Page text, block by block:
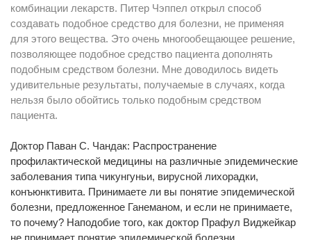
комбинации лекарств. Питер Чэппел открыл способ
создавать подобное средство для болезни, не применяя
для этого вещества. Это очень многообещающее решение,
позволяющее подобное средство пациента дополнять
подобным средством болезни. Мне доводилось видеть
удивительные результаты, получаемые в случаях, когда
нельзя было обойтись только подобным средством
пациента.
Доктор Паван С. Чандак: Распространение
профилактической медицины на различные эпидемические
заболевания типа чикунгуньи, вирусной лихорадки,
конъюнктивита. Принимаете ли вы понятие эпидемической
болезни, предложенное Ганеманом, и если не принимаете,
то почему? Наподобие того, как доктор Прафул Виджейкар
не принимает понятие эпидемической болезни.